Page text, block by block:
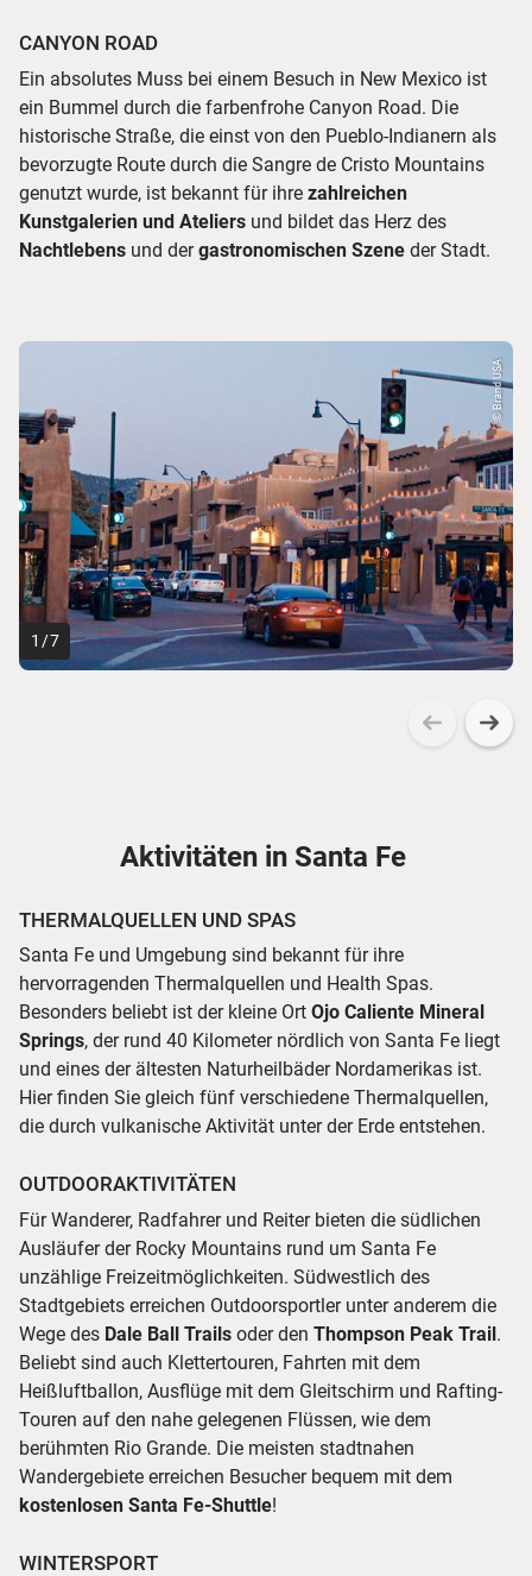
CANYON ROAD
Ein absolutes Muss bei einem Besuch in New Mexico ist
ein Bummel durch die farbenfrohe Canyon Road. Die
historische Straße, die einst von den Pueblo-Indianern als
bevorzugte Route durch die Sangre de Cristo Mountains
genutzt wurde, ist bekannt für ihre zahlreichen
Kunstgalerien und Ateliers und bildet das Herz des
Nachtlebens und dergastronomischen Szene der Stadt.
© Brand USA
1 /7
Aktivitäten in Santa Fe
THERMALQUELLEN UND SPAS
Santa Fe und Umgebung sind bekannt für ihre
hervorragenden Thermalquellen und Health Spas.
Besonders beliebt ist der kleine Ort Ojo Caliente Mineral
Springs, der rund 40 Kilometer nördlich von Santa Fe liegt
und eines der ältesten Naturheilbäder Nordamerikas ist.
Hier finden Sie gleich fünf verschiedene Thermalquellen,
die durch vulkanische Aktivität unter der Erde entstehen.
OUTDOORAKTIVITÄTEN
Für Wanderer, Radfahrer und Reiter bieten die südlichen
Ausläufer der Rocky Mountains rund um Santa Fe
unzählige Freizeitmöglichkeiten. Südwestlich des
Stadtgebiets erreichen Outdoorsportler unter anderem die
Wege des Dale Ball Trails oder den Thompson Peak Trail.
Beliebt sind auch Klettertouren, Fahrten mit dem
Heißluftballon, Ausflüge mit dem Gleitschirm und Rafting-
Touren auf den nahe gelegenen Flüssen, wie dem
berühmten Rio Grande. Die meisten stadtnahen
Wandergebiete erreichen Besucher bequem mit dem
kostenlosen Santa Fe-Shuttle!
WINTERSPORT